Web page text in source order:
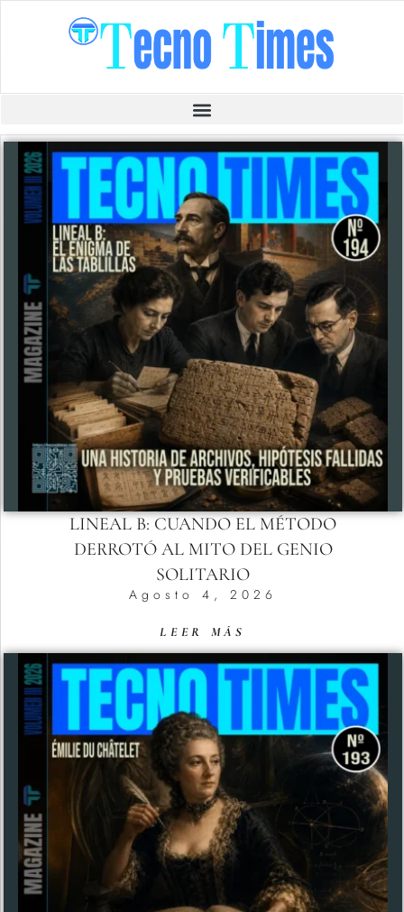
LINEAL B: CUANDO EL MÉTODO
DERROTÓ AL MITO DEL GENIO
SOLITARIO
Agosto 4, 2026
LEER MÁS